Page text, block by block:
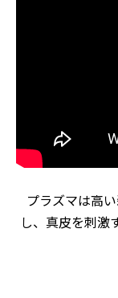
プラズマは高
し、真皮を刺激